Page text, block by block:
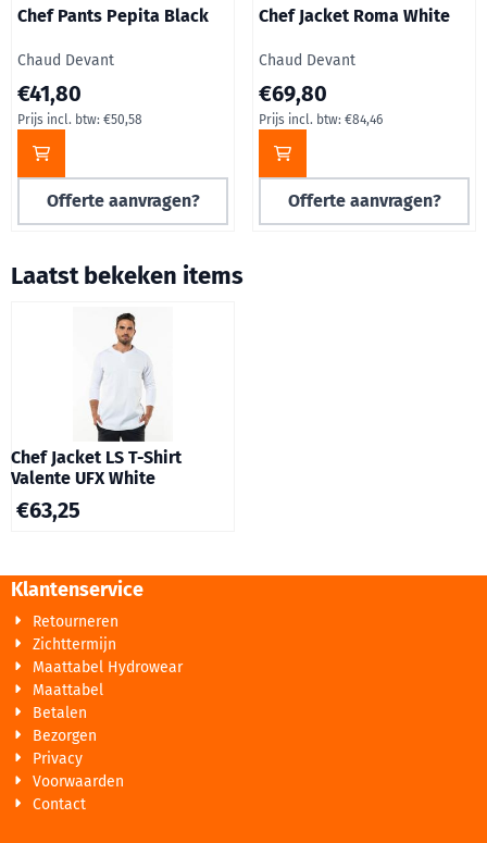
Chef Pants Pepita Black
Merk:
Chaud Devant
Prijs op aanvraag, inclusief btw: 50,58
€41,80
Prijs incl. btw: €50,58
Offerte aanvragen?
Chef Jacket Roma White
Merk:
Chaud Devant
Prijs op aanvraag, inclusief
€69,80
Prijs incl. btw: €84,46
Offerte aanvragen?
Laatst bekeken items
Chef Jacket LS T-Shirt
Valente UFX White
€63,25
Klantenservice
Retourneren
Zichttermijn
Maattabel Hydrowear
Maattabel
Betalen
Bezorgen
Privacy
Voorwaarden
Contact